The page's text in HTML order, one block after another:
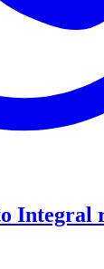
Integral